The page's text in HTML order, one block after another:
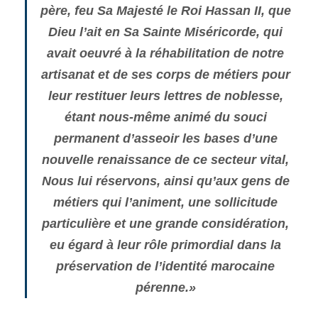
père, feu Sa Majesté le Roi Hassan II, que
Dieu l’ait en Sa Sainte Miséricorde, qui
avait oeuvré à la réhabilitation de notre
artisanat et de ses corps de métiers pour
leur restituer leurs lettres de noblesse,
étant nous-même animé du souci
permanent d’asseoir les bases d’une
nouvelle renaissance de ce secteur vital,
Nous lui réservons, ainsi qu’aux gens de
métiers qui l’animent, une sollicitude
particulière et une grande considération,
eu égard à leur rôle primordial dans la
préservation de l’identité marocaine
pérenne.»